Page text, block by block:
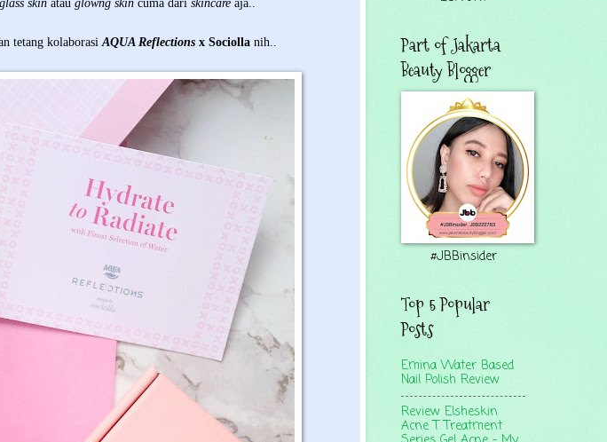
tetang kolaborasi AQUA Reflections x Sociolla nih..
Part of Jakarta
Beauty Blogger
#JBBinsider
Top 5 Popular
Posts
Emina Water Based
Nail Polish Review
Review Elsheskin
Acne T Treatment